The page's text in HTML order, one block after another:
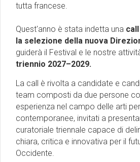
tutta francese.
Quest'anno è stata indetta una
la selezione della nuova
guiderà il Festival e le nostre
triennio 2027–2029.
La call è rivolta a candidate e
team composti da due persone
esperienza nel campo delle arti
contemporanee, invitati a
curatoriale triennale capace di
chiara, critica e innovativa per il
Occidente.